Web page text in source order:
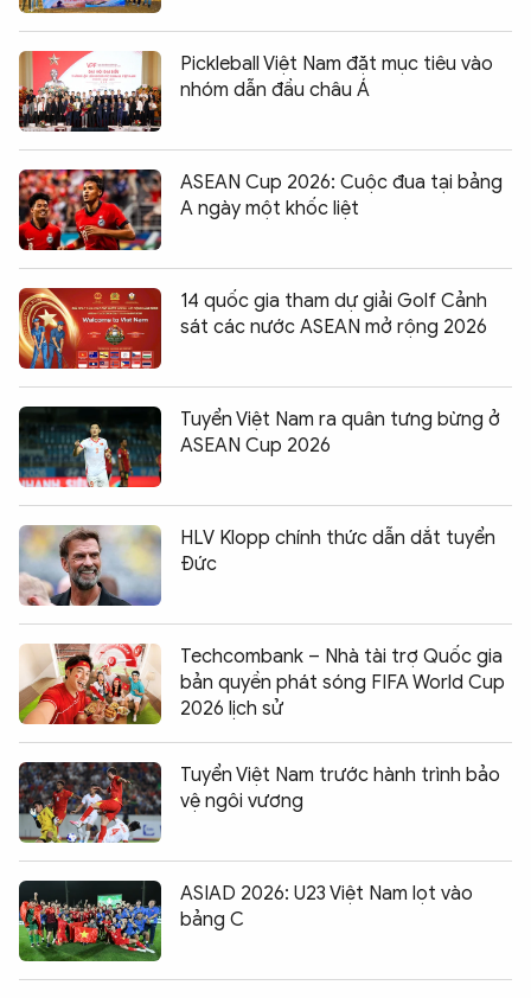
Pickleball Việt Nam đặt mục tiêu vào
nhóm dẫn đầu châu Á
ASEAN Cup 2026: Cuộc đua tại bảng
A ngày một khốc liệt
14 quốc gia tham dự giải Golf Cảnh
sát các nước ASEAN mở rộng 2026
Tuyển Việt Nam ra quân tưng bừng ở
ASEAN Cup 2026
HLV Klopp chính thức dẫn dắt tuyển
Đức
Techcombank – Nhà tài trợ Quốc gia
bản quyền phát sóng FIFA World Cup
2026 lịch sử
Tuyển Việt Nam trước hành trình bảo
vệ ngôi vương
ASIAD 2026: U23 Việt Nam lọt vào
bảng C